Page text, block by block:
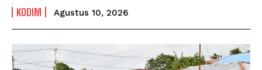
KODIM Agustus 10, 2026